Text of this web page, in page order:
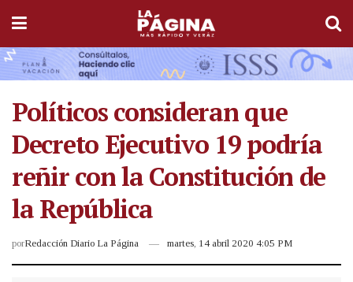
Políticos consideran que
Decreto Ejecutivo 19 podría
reñir con la Constitución de
la República
porRedacción Diario La Página martes, 14 abril 2020 4:05 PM